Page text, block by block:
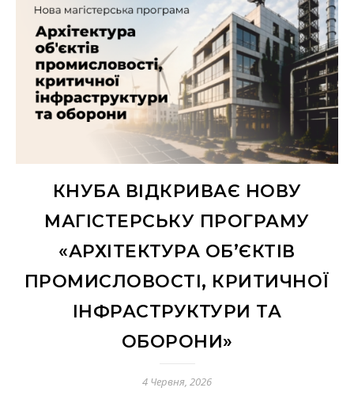
КНУБА ВІДКРИВАЄ НОВУ
МАГІСТЕРСЬКУ ПРОГРАМУ
«АРХІТЕКТУРА ОБ’ЄКТІВ
ПРОМИСЛОВОСТІ, КРИТИЧНОЇ
ІНФРАСТРУКТУРИ ТА
ОБОРОНИ»
4 Червня, 2026